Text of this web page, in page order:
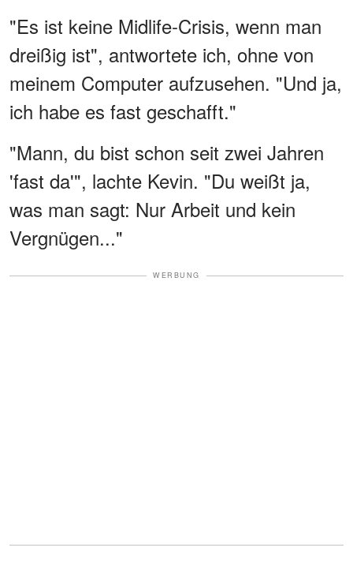
"Es ist keine Midlife-Crisis, wenn man
dreißig ist", antwortete ich, ohne von
meinem Computer aufzusehen. "Und ja,
ich habe es fast geschafft."
"Mann, du bist schon seit zwei Jahren
'fast da'", lachte Kevin. "Du weißt ja,
was man sagt: Nur Arbeit und kein
Vergnügen..."
WERBUNG